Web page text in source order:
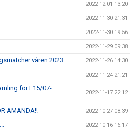
2022-12-01 13:20
2022-11-30 21:31
2022-11-30 19:56
2022-11-29 09:38
våren 2023 2022-11-26 14:30
2022-11-24 21:21
för F15/07-
2022-11-17 22:12
AMANDA!! 2022-10-27 08:39
2022-10-16 16:17